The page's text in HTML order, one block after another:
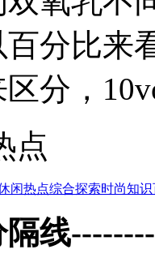
分比来
分，
点
闲热点综合探索时尚知识
隔线